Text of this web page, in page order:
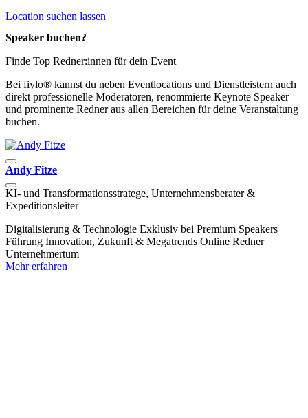
Location suchen lassen
Speaker buchen?
Finde Top Redner:innen für dein Event
Bei fiylo® kannst du neben Eventlocations und Dienstleistern auch
direkt professionelle Moderatoren, renommierte Keynote Speaker
und prominente Redner aus allen Bereichen für deine Veranstaltung
buchen.
Andy Fitze
KI- und Transformationsstratege, Unternehmensberater &
Expeditionsleiter
Digitalisierung & Technologie Exklusiv bei Premium Speakers
Führung Innovation, Zukunft & Megatrends Online Redner
Unternehmertum
Mehr erfahren